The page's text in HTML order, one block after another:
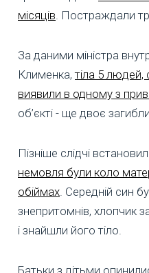
місяців. Постраждали
За даними міністра
Клименка,тіла 5 людей,
виявили в одному з
об’єкті - ще двоє
Пізніше слідчі
немовля були коло
обіймах. Середній син
знепритомнів, хлопчик
і знайшли його тіло.